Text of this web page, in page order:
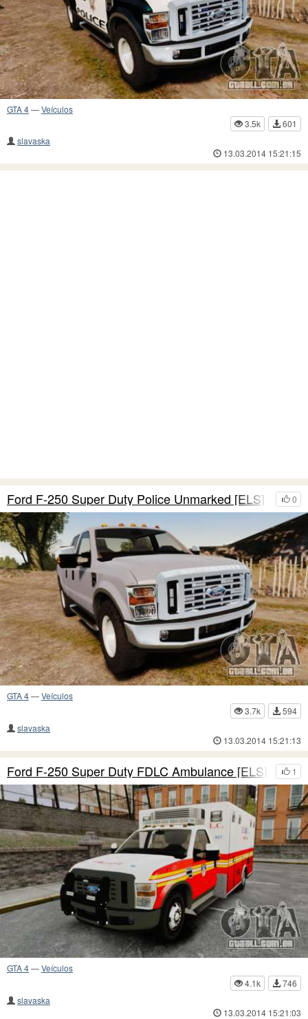
GTA 4—Veículos
3.5k
601
slavaska
13.03.2014 15:21:15
0
Ford F-250 Super Duty Police Unmarked [ELS]
GTA 4—Veículos
3.7k
594
slavaska
13.03.2014 15:21:13
1
Ford F-250 Super Duty FDLC Ambulance [ELS]
GTA 4—Veículos
4.1k
746
slavaska
13.03.2014 15:21:03